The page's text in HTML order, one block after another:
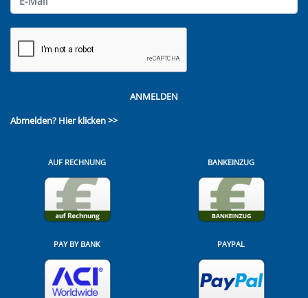
ANMELDEN
Abmelden? Hier klicken >>
AUF RECHNUNG BANKEINZUG
PAY BY BANK PAYPAL